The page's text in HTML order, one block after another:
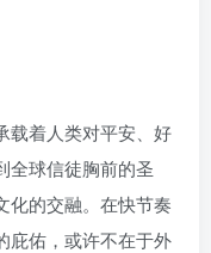
载着人类对平安、好
全球信徒胸前的圣
化的交融。在快节奏
庇佑，或许不在于外